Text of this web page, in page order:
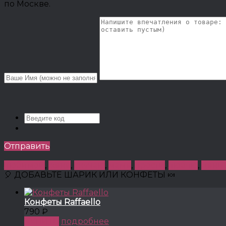
по Москве.
Отправить
, , , , , ,
🎈 ДОБАВЬТЕ ШАРИК ИЛИ КОНФЕТЫ 🍬
Конфеты Raffaello
790 ₽
подробнее